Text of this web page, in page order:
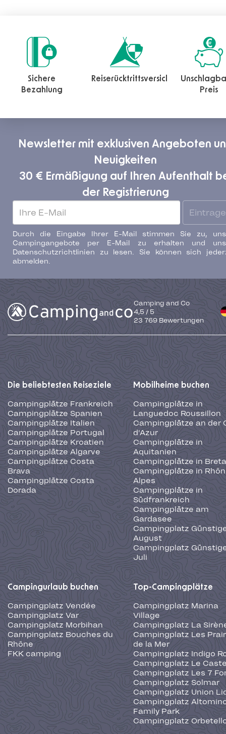
Sichere
Bezahlung
Reiserücktrittsversicherung
Preis
Newsletter mit exklusiven Angeboten
Neuigkeiten
30 € Ermäßigung auf Ihren Aufenthalt
der Registrierung
Durch die Eingabe Ihrer E-Mail stimmen Sie zu,
Campingangebote per E-Mail zu erhalten und
Datenschutzrichtlinien zu lesen. Sie können sich
abmelden.
Camping and Co
4,5 / 5
23 769Bewertungen
Die beliebtesten Reiseziele
Campingplätze Frankreich
Campingplätze Spanien
Campingplätze Italien
Campingplätze Portugal
Campingplätze Kroatien
Campingplätze Algarve
Campingplätze Costa
Brava
Campingplätze Costa
Dorada
Mobilheime buchen
Campingplätze in
Languedoc Roussillon
Campingplätze an der
d'Azur
Campingplätze in
Aquitanien
Campingplätze in
Campingplätze in
Alpes
Campingplätze in
Südfrankreich
Campingplätze am
Gardasee
Campingplatz
August
Campingplatz
Juli
Campingurlaub buchen
Campingplatz Vendée
Campingplatz Var
Campingplatz Morbihan
Campingplatz Bouches du
Rhône
FKK camping
Top-Campingplätze
Campingplatz Marina
Village
Campingplatz La
Campingplatz Les
de la Mer
Campingplatz Indigo
Campingplatz Le
Campingplatz Les 7
Campingplatz Solmar
Campingplatz Union
Campingplatz
Family Park
Campingplatz